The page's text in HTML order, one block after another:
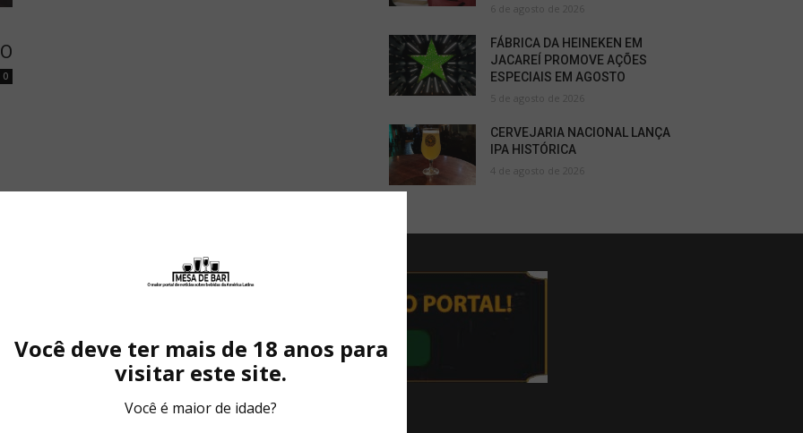
0
6 de agosto de 2026
FÁBRICA DA HEINEKEN EM
JACAREÍ PROMOVE AÇÕES
ESPECIAIS EM AGOSTO
5 de agosto de 2026
CERVEJARIA NACIONAL LANÇA
IPA HISTÓRICA
4 de agosto de 2026
Você deve ter mais de 18 anos para
visitar este site.
Você é maior de idade?